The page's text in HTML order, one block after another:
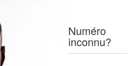
Numéro
inconnu?